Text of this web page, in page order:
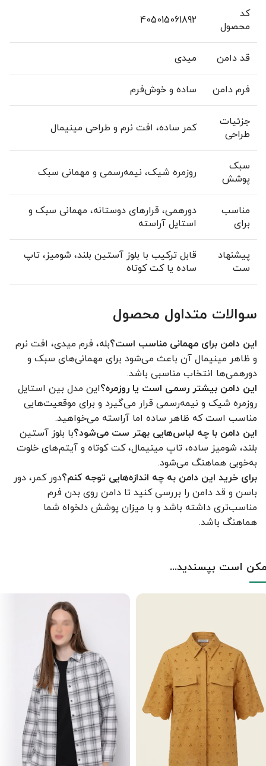
کد
محصول
405015061892
قد دامن میدی
فرم دامن ساده و خوش‌فرم
جزئیات
طراحی
کمر ساده، افت نرم و طراحی مینیمال
سبک
پوشش
روزمره شیک، نیمه‌رسمی و مهمانی سبک
مناسب
برای
دورهمی، قرارهای دوستانه، مهمانی سبک و
استایل آراسته
پیشنهاد
ست
قابل ترکیب با بلوز آستین بلند، شومیز، تاپ
ساده یا کت کوتاه
سوالات متداول محصول
این دامن برای مهمانی مناسب است؟بله، فرم میدی، افت نرم
و ظاهر مینیمال آن باعث می‌شود برای مهمانی‌های سبک و
دورهمی‌ها انتخاب مناسبی باشد.
این دامن بیشتر رسمی است یا روزمره؟این مدل بین استایل
روزمره شیک و نیمه‌رسمی قرار می‌گیرد و برای موقعیت‌هایی
مناسب است که ظاهر ساده اما آراسته می‌خواهید.
این دامن با چه لباس‌هایی بهتر ست می‌شود؟با بلوز آستین
بلند، شومیز ساده، تاپ مینیمال، کت کوتاه و آیتم‌های خلوت
به‌خوبی هماهنگ می‌شود.
برای خرید این دامن به چه اندازه‌هایی توجه کنم؟دور کمر، دور
باسن و قد دامن را بررسی کنید تا دامن روی بدن فرم
مناسب‌تری داشته باشد و با میزان پوشش دلخواه شما
هماهنگ باشد.
است بپسندید...